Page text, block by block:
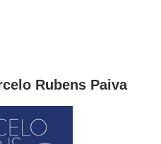
Rubens Paiva